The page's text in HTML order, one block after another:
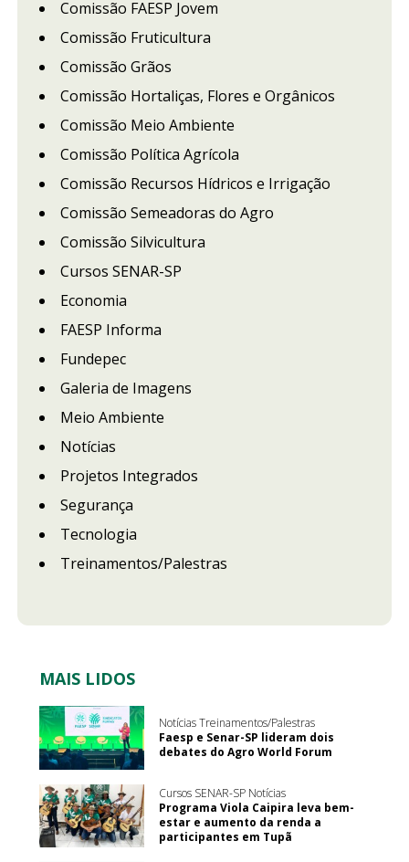
Comissão FAESP Jovem
Comissão Fruticultura
Comissão Grãos
Comissão Hortaliças, Flores e Orgânicos
Comissão Meio Ambiente
Comissão Política Agrícola
Comissão Recursos Hídricos e Irrigação
Comissão Semeadoras do Agro
Comissão Silvicultura
Cursos SENAR-SP
Economia
FAESP Informa
Fundepec
Galeria de Imagens
Meio Ambiente
Notícias
Projetos Integrados
Segurança
Tecnologia
Treinamentos/Palestras
MAIS LIDOS
Notícias Treinamentos/Palestras
Faesp e Senar-SP lideram dois
debates do Agro World Forum
Cursos SENAR-SP Notícias
Programa Viola Caipira leva bem-
estar e aumento da renda a
participantes em Tupã